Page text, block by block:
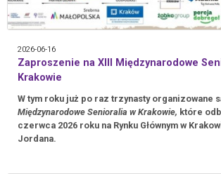
2026-06-16
Zaproszenie na XIII Międzynarodowe
Krakowie
W tym roku już po raz trzynasty organizowane
Międzynarodowe Senioralia w Krakowie, które
czerwca 2026 roku na Rynku Głównym w
Jordana.